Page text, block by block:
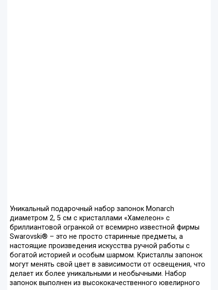
Уникальный подарочный набор запонок Monarch
диаметром 2, 5 см с кристаллами «Хамелеон» с
бриллиантовой огранкой от всемирно известной фирмы
Swarovski® – это не просто старинные предметы, а
настоящие произведения искусства ручной работы с
богатой историей и особым шармом. Кристаллы запонок
могут менять свой цвет в зависимости от освещения, что
делает их более уникальными и необычными. Набор
запонок выполнен из высококачественного ювелирного